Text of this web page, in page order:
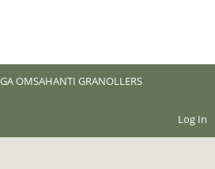
OMSAHANTI GRANOLLERS
Log In